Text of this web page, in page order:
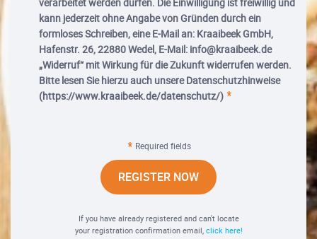
kann jederzeit ohne Angabe von Gründen durch ein
formloses Schreiben, eine E-Mail an: Kraaibeek GmbH,
Hafenstr. 26, 22880 Wedel, E-Mail: info@kraaibeek.de
„Widerruf“ mit Wirkung für die Zukunft widerrufen werden.
Bitte lesen Sie hierzu auch unsere Datenschutzhinweise
(https://www.kraaibeek.de/datenschutz/)
Required fields
REGISTER NOW
If you have already registered and can't locate
your registration confirmation email, click here!